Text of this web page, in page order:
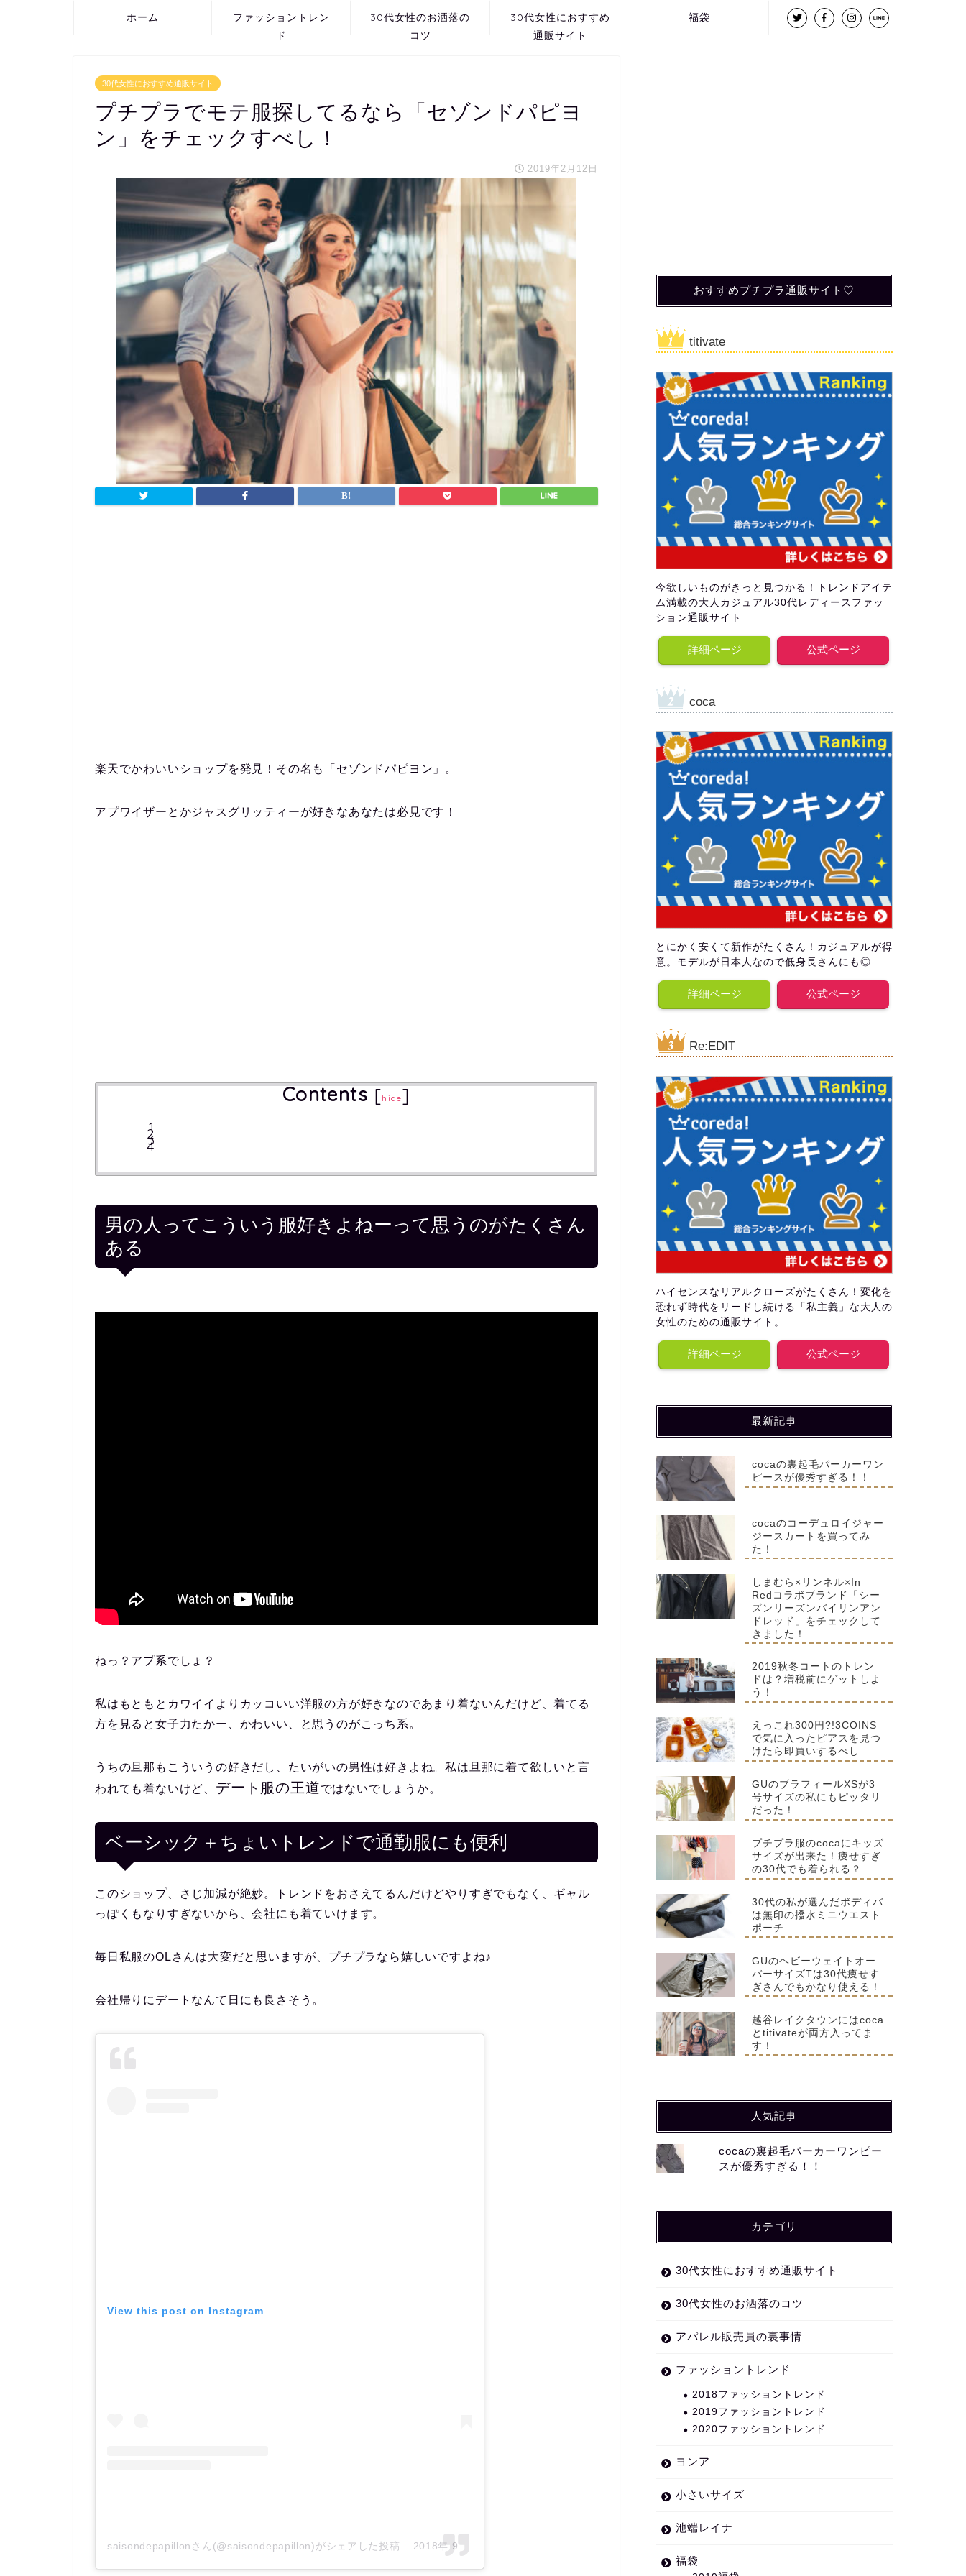
ホーム
ファッショントレン
ド
30代女性のお洒落の
コツ
30代女性におすすめ
通販サイト
福袋
30代女性におすすめ通販サイト
プチプラでモテ服探してるなら「セゾンドパピヨ
ン」をチェックすべし！
2019年2月12日
楽天でかわいいショップを発見！その名も「セゾンドパピヨン」。
アプワイザーとかジャスグリッティーが好きなあなたは必見です！
Contents [hide]
男の人ってこういう服好きよねーって思うのがたくさん
ある
ねっ？アプ系でしょ？
私はもともとカワイイよりカッコいい洋服の方が好きなのであまり着ないんだけど、着てる
方を見ると女子力たかー、かわいい、と思うのがこっち系。
うちの旦那もこういうの好きだし、たいがいの男性は好きよね。私は旦那に着て欲しいと言
われても着ないけど、 デート服の王道ではないでしょうか。
ベーシック＋ちょいトレンドで通勤服にも便利
このショップ、さじ加減が絶妙。トレンドをおさえてるんだけどやりすぎでもなく、ギャル
っぽくもなりすぎないから、会社にも着ていけます。
毎日私服のOLさんは大変だと思いますが、プチプラなら嬉しいですよね♪
会社帰りにデートなんて日にも良さそう。
View this post on Instagram
saisondepapillonさん(@saisondepapillon)がシェアした投稿 – 2018年 9月月11日午前12時59分PDT
おすすめプチプラ通販サイト♡
titivate
今欲しいものがきっと見つかる！トレンドアイテ
ム満載の大人カジュアル30代レディースファッ
ション通販サイト
詳細ページ 公式ページ
coca
とにかく安くて新作がたくさん！カジュアルが得
意。モデルが日本人なので低身長さんにも◎
詳細ページ 公式ページ
Re:EDIT
ハイセンスなリアルクローズがたくさん！変化を
恐れず時代をリードし続ける「私主義」な大人の
女性のための通販サイト。
詳細ページ 公式ページ
最新記事
cocaの裏起毛パーカーワン
ピースが優秀すぎる！！
cocaのコーデュロイジャー
ジースカートを買ってみ
た！
しまむら×リンネル×In
Redコラボブランド「シー
ズンリーズンバイリンアン
ドレッド」をチェックして
きました！
2019秋冬コートのトレン
ドは？増税前にゲットしよ
う！
えっこれ300円?!3COINS
で気に入ったピアスを見つ
けたら即買いするべし
GUのブラフィールXSが3
号サイズの私にもピッタリ
だった！
プチプラ服のcocaにキッズ
サイズが出来た！痩せすぎ
の30代でも着られる？
30代の私が選んだボディバ
は無印の撥水ミニウエスト
ポーチ
GUのヘビーウェイトオー
バーサイズTは30代痩せす
ぎさんでもかなり使える！
越谷レイクタウンにはcoca
とtitivateが両方入ってま
す！
人気記事
cocaの裏起毛パーカーワンピー
スが優秀すぎる！！
カテゴリ
30代女性におすすめ通販サイト
30代女性のお洒落のコツ
アパレル販売員の裏事情
ファッショントレンド
2018ファッショントレンド
2019ファッショントレンド
2020ファッショントレンド
ヨンア
小さいサイズ
池端レイナ
福袋